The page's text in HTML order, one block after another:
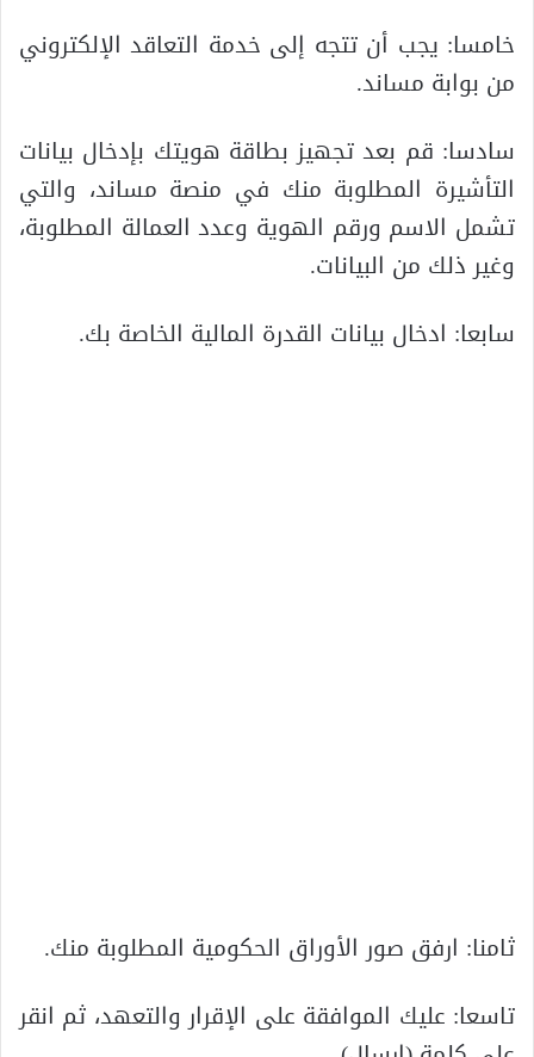
خامسا: يجب أن تتجه إلى خدمة التعاقد الإلكتروني
من بوابة مساند.
سادسا: قم بعد تجهيز بطاقة هويتك بإدخال بيانات
التأشيرة المطلوبة منك في منصة مساند، والتي
تشمل الاسم ورقم الهوية وعدد العمالة المطلوبة،
وغير ذلك من البيانات.
سابعا: ادخال بيانات القدرة المالية الخاصة بك.
ثامنا: ارفق صور الأوراق الحكومية المطلوبة منك.
تاسعا: عليك الموافقة على الإقرار والتعهد، ثم انقر